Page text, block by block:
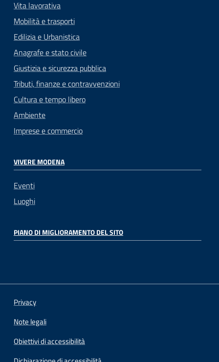
Vita lavorativa
Mobilità e trasporti
Edilizia e Urbanistica
Anagrafe e stato civile
Giustizia e sicurezza pubblica
Tributi, finanze e contravvenzioni
Cultura e tempo libero
Ambiente
Imprese e commercio
VIVERE MODENA
Eventi
Luoghi
PIANO DI MIGLIORAMENTO DEL SITO
Privacy
Note legali
Obiettivi di accessibilità